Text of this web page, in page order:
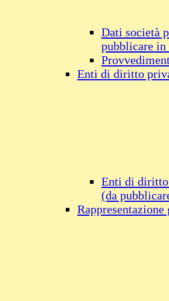
Dati società
pubblicare in
Enti di diritto
Enti di
(da
Rappresentazione